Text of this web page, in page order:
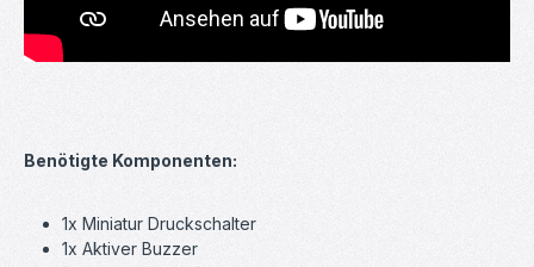
Benötigte Komponenten:
1x Miniatur Druckschalter
1x Aktiver Buzzer